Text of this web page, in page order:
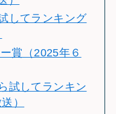
してランキング
賞（2025年６
試してランキン
）